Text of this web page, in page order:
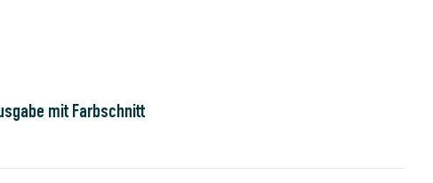
mit Farbschnitt